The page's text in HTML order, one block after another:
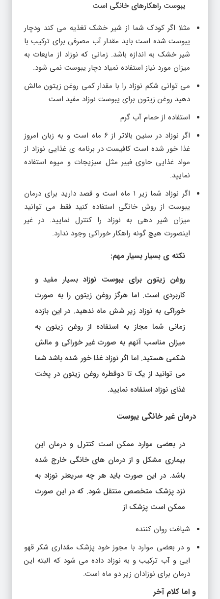
یبوست راهکارهای خانگی است
مثلا اگر کودک شما از شیر خشک تغذیه می کند ودچار
یبوست شده است باید مقدار آب مصرفی برای ترکیب با
شیر خشک به اندازه باشد. زمانی که نوزاد از مایعات به
میزان مورد نیاز استفاده نمیاد دچار یبوست نمی شود.
می توانی شکم نوزاد را با مقدار کمی روغن زیتون مالش
دهید روغن زیتون برای یبوست نوزاد مفید است
استفاده از حمام آب گرم
اگر نوزاد در سنین بالاتر از ۶ ماه است و به زبان امروز
غذا خور شده است کافیست در برنامه ی غذایی نوزاد از
مواد غذایی حاوی فیبر مثل سبزیجات و میوه استفاده
نمایید.
اگر نوزاد شما زیر ۱ ماه است و قصد دارید برای درمان
یبوست از روش خانگی استفاده کنید فقط می توانید
میزان شیر دهی به نوزاد را کنترل نمایید. در غیر
اینصورت هیچ گونه راهکار خوراکی وجود ندارد.
نکته ی بسیار بسیار مهم:
روغن زیتون برای یبوست نوزاد بسیار مفید و
کاربردی است. اما هرگز روغن زیتون را به صورت
خوراکی به نوزاد زیر شش ماه ندهید. در این بازده
زمانی شما مجاز به استفاده از روغن زیتون به
میزان مناسب آنهم به صورت غیر خوراکی و مالش
شکمی هستید. اما اگر نوزاد غذا خور شده باشد شما
می توانید از یک تا دوقطره روغن زیتون در پخت
غذای نوزاد استفاده نمایید.
درمان غیر خانگی یبوست
در بعضی موارد ممکن است کنترل و درمان این
بیماری مشکل و از درمان های خانگی خارج شده
باشد. در این صورت باید هر چه سریعتر نوزاد به
نزد پزشک متخصص منتقل شود. که در این صورت
ممکن است پزشک از
شیافت روان کننده
و در بعضی موارد با مجوز خود پزشک مقداری شکر قهو
ایی و آب ترکیب و به نوزاد داده می شود که البته این
درمان برای نوزادان زیر دو ماه است.
و اما کلام آخر